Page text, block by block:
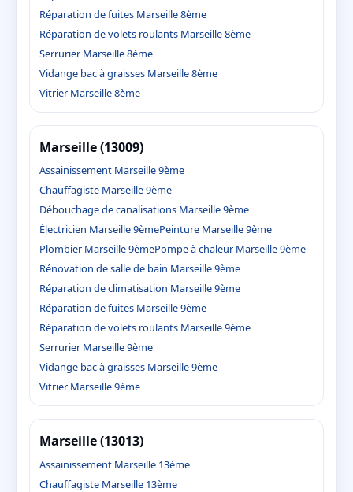
Réparation de fuites Marseille 8ème
Réparation de volets roulants Marseille 8ème
Serrurier Marseille 8ème
Vidange bac à graisses Marseille 8ème
Vitrier Marseille 8ème
Marseille (13009)
Assainissement Marseille 9ème
Chauffagiste Marseille 9ème
Débouchage de canalisations Marseille 9ème
Électricien Marseille 9èmePeinture Marseille 9ème
Plombier Marseille 9èmePompe à chaleur Marseille 9ème
Rénovation de salle de bain Marseille 9ème
Réparation de climatisation Marseille 9ème
Réparation de fuites Marseille 9ème
Réparation de volets roulants Marseille 9ème
Serrurier Marseille 9ème
Vidange bac à graisses Marseille 9ème
Vitrier Marseille 9ème
Marseille (13013)
Assainissement Marseille 13ème
Chauffagiste Marseille 13ème